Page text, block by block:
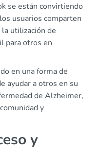
se están convirtiendo
usuarios comparten
utilización de
para otros en
en una forma de
ayudar a otros en su
de Alzheimer,
y
y